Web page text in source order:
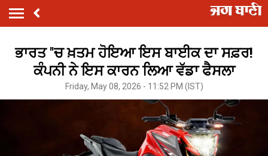
ਭਾਰਤ ''ਚ ਖ਼ਤਮ ਹੋਇਆ ਇਸ ਬਾਈਕ ਦਾ ਸਫ਼ਰ!
ਕੰਪਨੀ ਨੇ ਇਸ ਕਾਰਨ ਲਿਆ ਵੱਡਾ ਫੈਸਲਾ
Friday, May 08, 2026 - 11:52 PM (IST)